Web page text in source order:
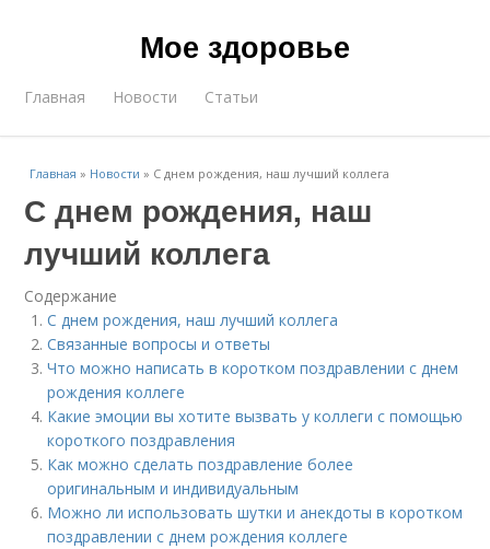
Мое здоровье
Главная Новости Статьи
Главная » Новости » С днем рождения, наш лучший коллега
С днем рождения, наш
лучший коллега
Содержание
С днем рождения, наш лучший коллега
Связанные вопросы и ответы
Что можно написать в коротком поздравлении с днем
рождения коллеге
Какие эмоции вы хотите вызвать у коллеги с помощью
короткого поздравления
Как можно сделать поздравление более
оригинальным и индивидуальным
Можно ли использовать шутки и анекдоты в коротком
поздравлении с днем рождения коллеге